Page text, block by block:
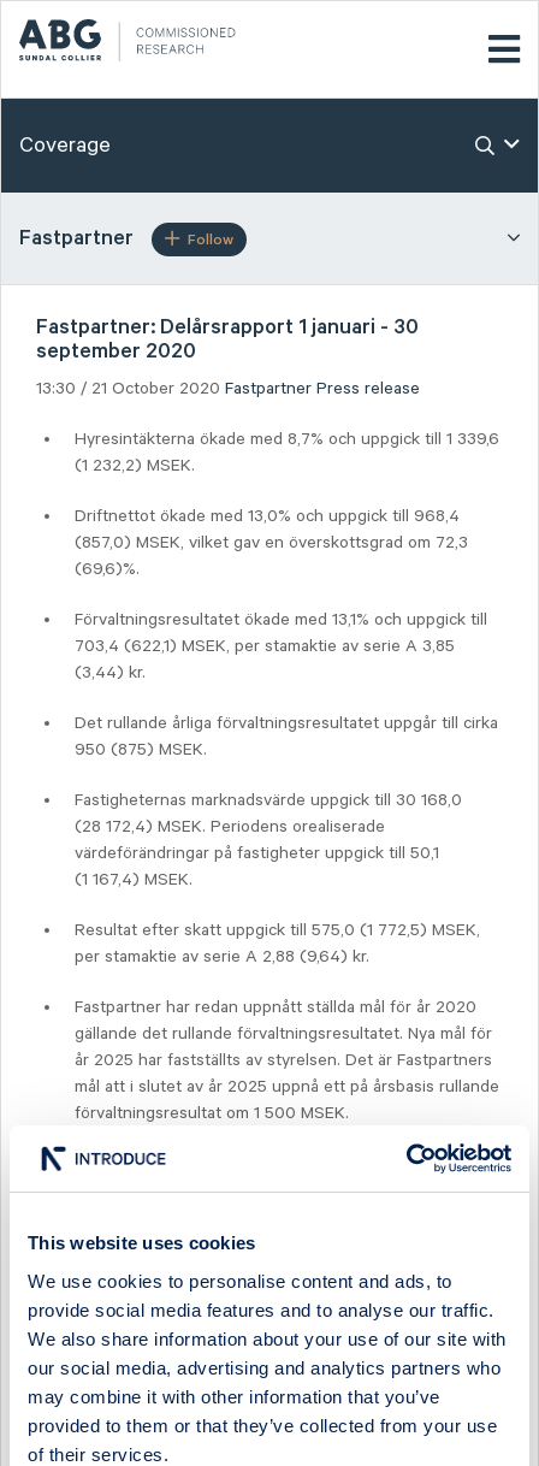
This website uses cookies
We use cookies to personalise content and ads, to
provide social media features and to analyse our traffic.
We also share information about your use of our site with
our social media, advertising and analytics partners who
may combine it with other information that you’ve
provided to them or that they’ve collected from your use
of their services.
Coverage
Fastpartner Follow
Fastpartner: Delårsrapport 1 januari - 30
september 2020
13:30 / 21 October 2020 Fastpartner Press release
Hyresintäkterna ökade med 8,7% och uppgick till 1 339,6
(1 232,2) MSEK.
Driftnettot ökade med 13,0% och uppgick till 968,4
(857,0) MSEK, vilket gav en överskottsgrad om 72,3
(69,6)%.
Förvaltningsresultatet ökade med 13,1% och uppgick till
703,4 (622,1) MSEK, per stamaktie av serie A 3,85
(3,44) kr.
Det rullande årliga förvaltningsresultatet uppgår till cirka
950 (875) MSEK.
Fastigheternas marknadsvärde uppgick till 30 168,0
(28 172,4) MSEK. Periodens orealiserade
värdeförändringar på fastigheter uppgick till 50,1
(1 167,4) MSEK.
Resultat efter skatt uppgick till 575,0 (1 772,5) MSEK,
per stamaktie av serie A 2,88 (9,64) kr.
Fastpartner har redan uppnått ställda mål för år 2020
gällande det rullande förvaltningsresultatet. Nya mål för
år 2025 har fastställts av styrelsen. Det är Fastpartners
mål att i slutet av år 2025 uppnå ett på årsbasis rullande
förvaltningsresultat om 1 500 MSEK.
Ytterligare upplysningar lämnas av Sven-Olof Johansson,
verkställande direktör, telefon 08 -402 34 65 (direkt) eller
08 - 402 34 60 (växel), eller på bolagets hemsida
www.fastpartner.se